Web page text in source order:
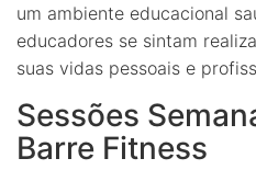
um ambiente educacional
educadores se sintam
suas vidas pessoais e
Sessões
Barre Fitness